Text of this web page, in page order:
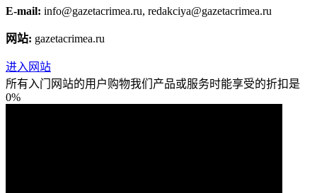
E-mail: info@gazetacrimea.ru, redakciya@gazetacrimea.ru
网站: gazetacrimea.ru
进入网站
所有入门网站的用户购物我们产品或服务时能享受的折扣是
0%